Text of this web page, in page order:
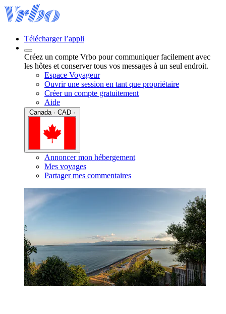
Télécharger l’appli
Créez un compte Vrbo pour communiquer facilement avec
les hôtes et conserver tous vos messages à un seul endroit.
Espace Voyageur
Ouvrir une session en tant que propriétaire
Créer un compte gratuitement
Aide
Annoncer mon hébergement
Mes voyages
Partager mes commentaires